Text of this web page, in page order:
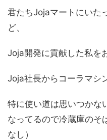
君たちJojaマートにいた
ど、
Joja開発に貢献した私を
Joja社長からコーラマシ
特に使い道は思いつかな
なってるので冷蔵庫のそ
なし）